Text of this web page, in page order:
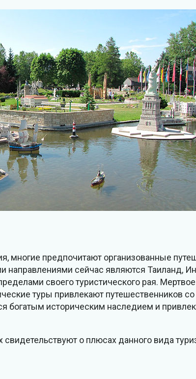
многие предпочитают организованные
сейчас являются Таиланд,
своего туристического рая.
туры привлекают путешественников
богатым историческим наследием и
о плюсах данного вида